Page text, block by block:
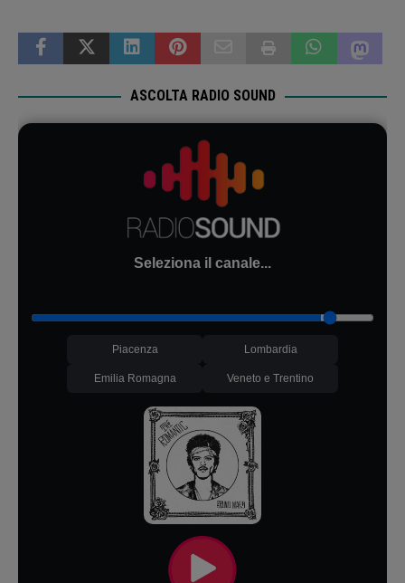
ASCOLTA RADIO SOUND
Seleziona il canale...
Piacenza Lombardia
Emilia Romagna Veneto e Trentino